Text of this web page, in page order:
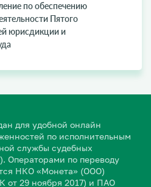
по обеспечению
Пятого
юрисдикции и
для удобной онлайн
по исполнительным
службы судебных
Операторами по переводу
НКО «Монета» (ООО)
29 ноября 2017) и ПАО